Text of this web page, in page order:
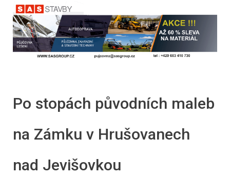
Po stopách původních maleb
na Zámku v Hrušovanech
nad Jevišovkou